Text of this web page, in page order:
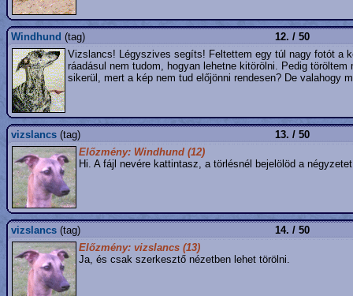
Windhund (tag)
12. / 50
Vizslancs! Légyszives segíts! Feltettem egy túl nagy fotót a
ráadásul nem tudom, hogyan lehetne kitörölni. Pedig
sikerül, mert a kép nem tud előjönni rendesen? De valahogy
vizslancs (tag)
13. / 50
Előzmény: Windhund (12)
Hi. A fájl nevére kattintasz, a törlésnél bejelölöd a
vizslancs (tag)
14. / 50
Előzmény: vizslancs (13)
Ja, és csak szerkesztő nézetben lehet törölni.